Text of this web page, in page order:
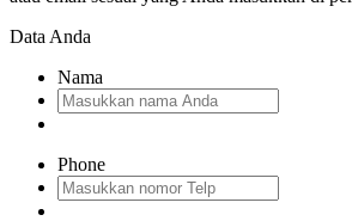
Data Anda
Nama
Phone